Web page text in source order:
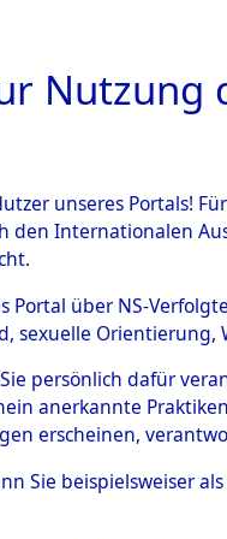
HOME
0002
Nutzung
unseres Portals!
den Internationalen
Portal über NS-
sexuelle
persönlich dafür
anerkannte
erscheinen,
Sie beispielsweiser